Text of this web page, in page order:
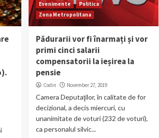
Evenimente
Politica
Zona Metropolitana
Pădurarii vor fi înarmați și vor
primi cinci salarii
compensatorii la ieșirea la
pensie
Codin November 27, 2019
Camera Deputaţilor, în calitate de for
decizional, a decis miercuri, cu
unanimitate de voturi (232 de voturi),
ca personalul silvic...